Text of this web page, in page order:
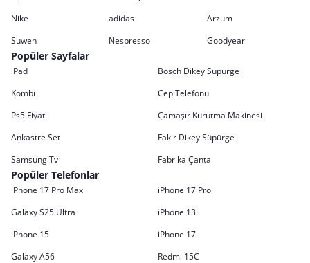
Nike
adidas
Arzum
Suwen
Nespresso Goodyear
Popüler Sayfalar
iPad
Bosch Dikey Süpürge
Kombi
Cep Telefonu
Ps5 Fiyat
Çamaşır Kurutma Makinesi
Ankastre Set
Fakir Dikey Süpürge
Samsung Tv
Fabrika Çanta
Popüler Telefonlar
iPhone 17 Pro Max
iPhone 17 Pro
Galaxy S25 Ultra
iPhone 13
iPhone 15
iPhone 17
Galaxy A56
Redmi 15C